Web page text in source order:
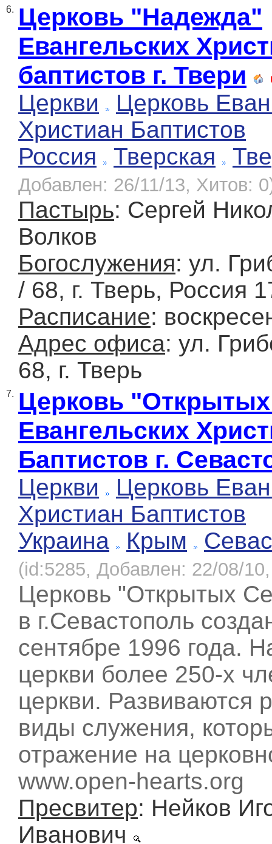
6. Церковь "Надежда"
Евангельских
баптистов г. Твери
Церкви
Церковь
Христиан Баптистов
Россия
Тверская
Добавлен: 26/11/13, Хитов:
Пастырь: Сергей
Волков
Богослужения: ул.
/ 68, г. Тверь, Россия
Расписание:
Адрес офиса: ул.
68, г. Тверь
7. Церковь
Евангельских
Баптистов г.
Церкви
Церковь
Христиан Баптистов
Украина
Крым
(id:5285, Добавлен: 22/08/
Церковь "Открытых
в г.Севастополь
сентябре 1996 года.
церкви более 250-х
церкви. Развиваются
виды служения,
отражение на
www.open-hearts.org
Пресвитер: Нейков
Иванович